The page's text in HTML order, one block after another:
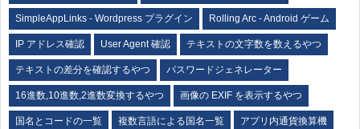
SimpleAppLinks - Wordpress プラグイン Rolling Arc - Android ゲーム
IP アドレス確認 User Agent 確認 テキストの文字数を数えるやつ
テキストの差分を確認するやつ パスワードジェネレーター
16進数,10進数,2進数変換するやつ 画像の EXIF を表示するやつ
国名とコードの一覧 複数言語による国名一覧 アプリ内通貨換算機